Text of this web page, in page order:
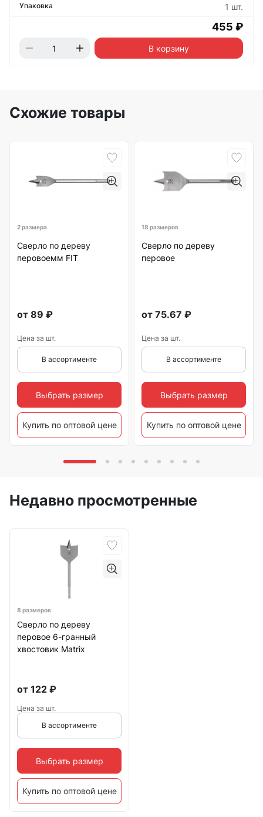
1 шт.
455 ₽
В корзину
Схожие товары
2 размера
Сверло по дереву
перовоемм FIT
от 89 ₽
Цена за шт.
В ассортименте
Выбрать размер
Купить по оптовой цене
18 размеров
Сверло по дереву
перовое
от 75.67 ₽
Цена за шт.
В ассортименте
Выбрать размер
Купить по оптовой цене
Недавно просмотренные
8 размеров
Сверло по дереву
перовое 6-гранный
хвостовик Matrix
от 122 ₽
Цена за шт.
В ассортименте
Выбрать размер
Купить по оптовой цене